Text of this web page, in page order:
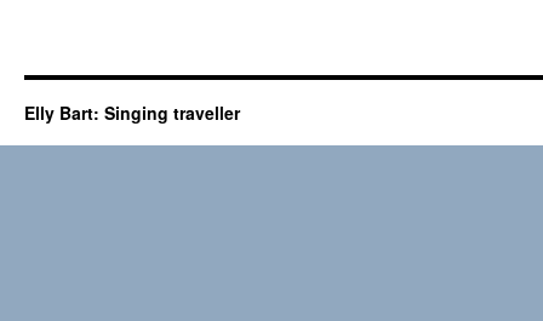
Elly Bart: Singing traveller